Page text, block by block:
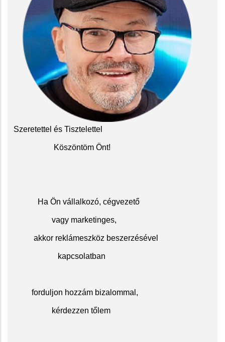
Szeretettel és Tisztelettel
Köszöntöm Önt!
Ha Ön vállalkozó, cégvezető
vagy marketinges,
akkor reklámeszköz beszerzésével
kapcsolatban
forduljon hozzám bizalommal,
kérdezzen tőlem